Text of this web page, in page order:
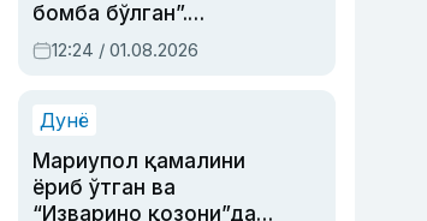
бомба бўлган”.
Абдулла Ориповни
сиёсий айбловлардан
12:24 / 01.08.2026
Дунё
Мариупол қамалини
ёриб ўтган ва
“Изварино қозони”дан